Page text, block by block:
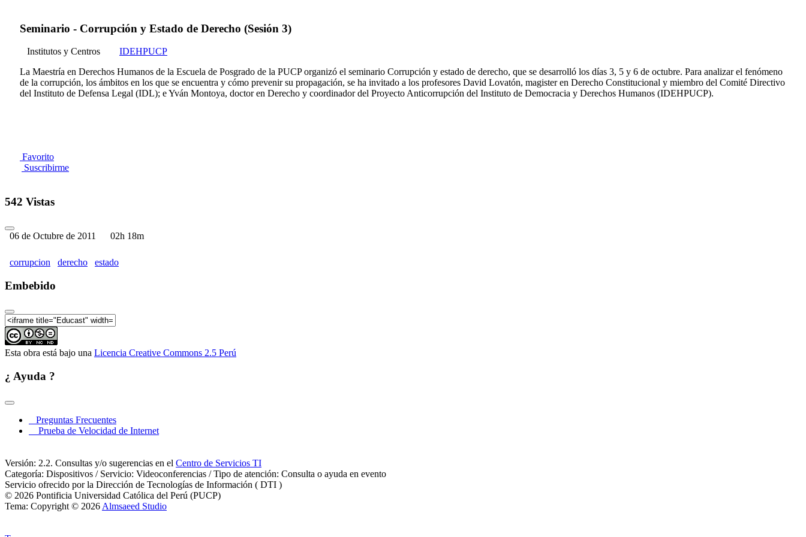
Seminario - Corrupción y Estado de Derecho (Sesión 3)
Institutos y Centros
IDEHPUCP
La Maestría en Derechos Humanos de la Escuela de Posgrado de la PUCP organizó el seminario Corrupción y estado de derecho, que se desarrolló los días 3, 5 y 6 de octubre. Para analizar el fenómeno
de la corrupción, los ámbitos en los que se encuentra y cómo prevenir su propagación, se ha invitado a los profesores David Lovatón, magister en Derecho Constitucional y miembro del Comité Directivo
del Instituto de Defensa Legal (IDL); e Yván Montoya, doctor en Derecho y coordinador del Proyecto Anticorrupción del Instituto de Democracia y Derechos Humanos (IDEHPUCP).
Favorito
Suscribirme
542 Vistas
06 de Octubre de 2011 02h 18m
corrupcion derecho estado
Embebido
Esta obra está bajo una Licencia Creative Commons 2.5 Perú
¿ Ayuda ?
Preguntas Frecuentes
Prueba de Velocidad de Internet
Versión: 2.2. Consultas y/o sugerencias en el Centro de Servicios TI
Categoría: Dispositivos / Servicio: Videoconferencias / Tipo de atención: Consulta o ayuda en evento
Servicio ofrecido por la Dirección de Tecnologías de Información ( DTI )
© 2026 Pontificia Universidad Católica del Perú (PUCP)
Tema: Copyright © 2026 Almsaeed Studio